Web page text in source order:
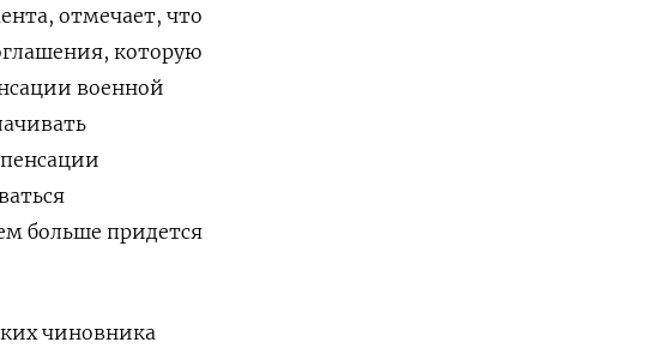
отмечает, что
которую
военной
больше придется
чиновника